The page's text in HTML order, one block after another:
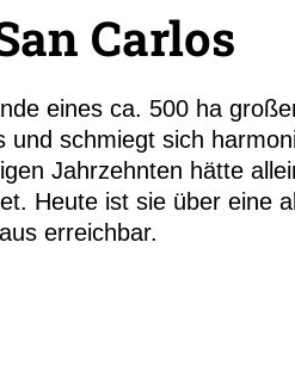
Carlos
eines ca. 500 ha
schmiegt sich
Jahrzehnten hätte
Heute ist sie über eine
erreichbar.